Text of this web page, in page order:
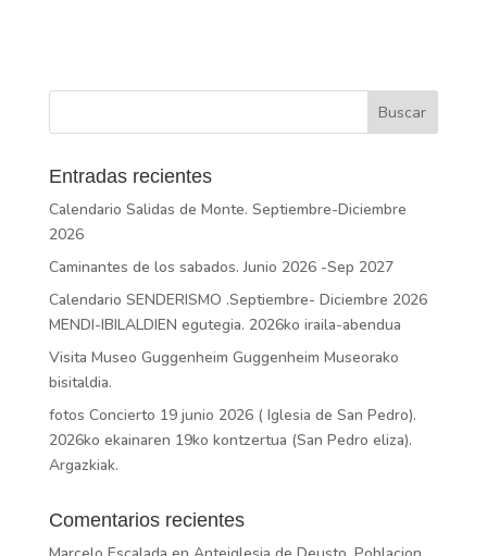
Entradas recientes
Calendario Salidas de Monte. Septiembre-Diciembre
2026
Caminantes de los sabados. Junio 2026 -Sep 2027
Calendario SENDERISMO .Septiembre- Diciembre 2026
MENDI-IBILALDIEN egutegia. 2026ko iraila-abendua
Visita Museo Guggenheim Guggenheim Museorako
bisitaldia.
fotos Concierto 19 junio 2026 ( Iglesia de San Pedro).
2026ko ekainaren 19ko kontzertua (San Pedro eliza).
Argazkiak.
Comentarios recientes